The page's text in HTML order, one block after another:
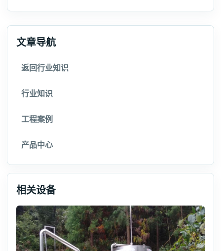
文章导航
返回行业知识
行业知识
工程案例
产品中心
相关设备